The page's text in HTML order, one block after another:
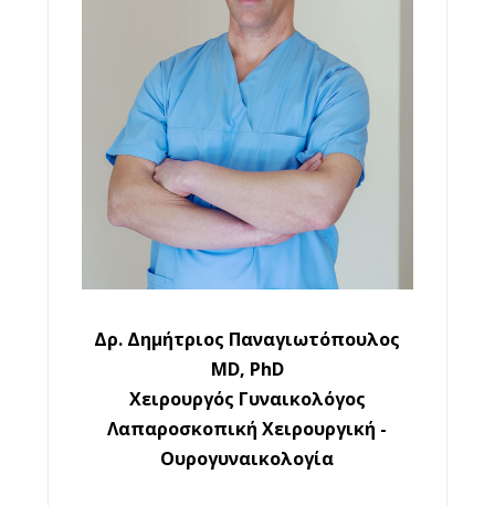
Δρ. Δημήτριος Παναγιωτόπουλος
MD, PhD
Χειρουργός Γυναικολόγος
Λαπαροσκοπική Χειρουργική -
Ουρογυναικολογία